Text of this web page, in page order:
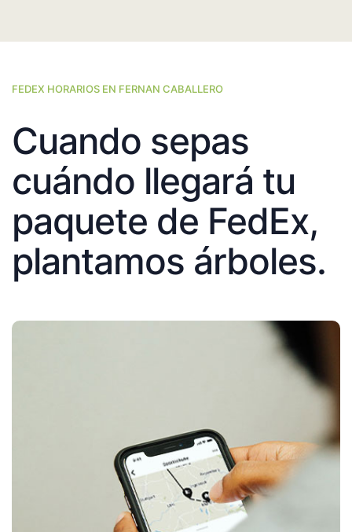
FEDEX HORARIOS EN FERNAN CABALLERO
Cuando sepas
cuándo llegará tu
paquete de FedEx,
plantamos árboles.